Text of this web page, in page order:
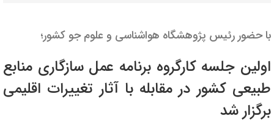
با حضور رئیس پژوهشگاه هواشناسی و علوم جو کشور؛
اولین جلسه کارگروه برنامه عمل سازگاری منابع
طبیعی کشور در مقابله با آثار تغییرات اقلیمی
برگزار شد